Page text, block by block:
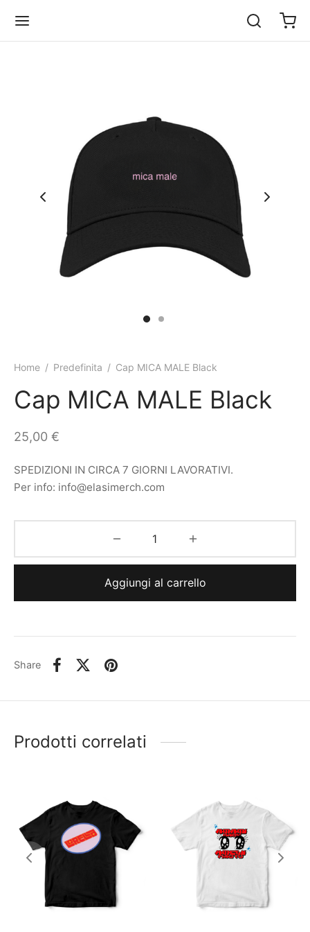
Home / Predefinita / Cap MICA MALE Black
Cap MICA MALE Black
25,00 €
SPEDIZIONI IN CIRCA 7 GIORNI LAVORATIVI.
Per info: info@elasimerch.com
Aggiungi al carrello
Share
Prodotti correlati